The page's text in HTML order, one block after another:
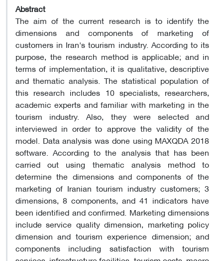
Abstract
The aim of the current research is to identify the
dimensions and components of marketing of
customers in Iran's tourism industry. According to its
purpose, the research method is applicable; and in
terms of implementation, it is qualitative, descriptive
and thematic analysis. The statistical population of
this research includes 10 specialists, researchers,
academic experts and familiar with marketing in the
tourism industry. Also, they were selected and
interviewed in order to approve the validity of the
model. Data analysis was done using MAXQDA 2018
software. According to the analysis that has been
carried out using thematic analysis method to
determine the dimensions and components of the
marketing of Iranian tourism industry customers; 3
dimensions, 8 components, and 41 indicators have
been identified and confirmed. Marketing dimensions
include service quality dimension, marketing policy
dimension and tourism experience dimension; and
components including satisfaction with tourism